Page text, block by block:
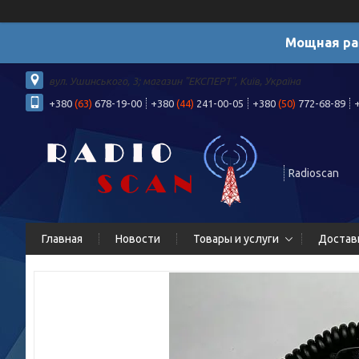
Мощная
вул. Ушинського, 3; магазин "ЕКСПЕРТ", Київ, Україна
+380 (63) 678-19-00 +380 (44) 241-00-05 +380 (50) 772-68-89
Radioscan
Главная Новости Товары и услуги